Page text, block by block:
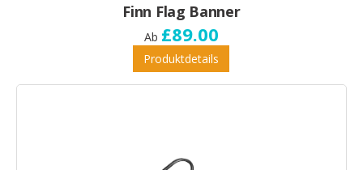
Finn Flag Banner
Ab £89.00
Produktdetails